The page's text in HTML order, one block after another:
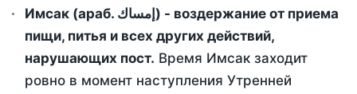
Имсак (араб. إمساك) - воздержание от приема
пищи, питья и всех других действий,
нарушающих пост. Время Имсак заходит
ровно в момент наступления Утренней